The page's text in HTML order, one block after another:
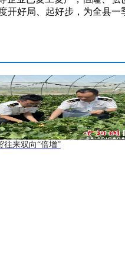
好局、起好步，为全县
往来双向“倍增”